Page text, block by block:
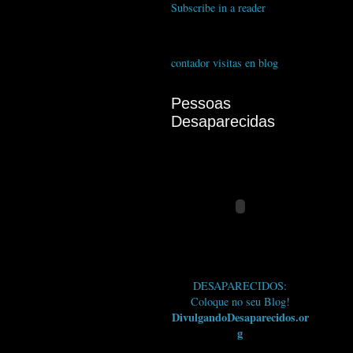
Subscribe in a reader
contador visitas en blog
Pessoas
Desaparecidas
DESAPARECIDOS:
Coloque no seu Blog!
DivulgandoDesaparecidos.or
g